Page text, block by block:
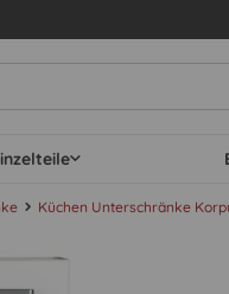
Küchen Unterschränke